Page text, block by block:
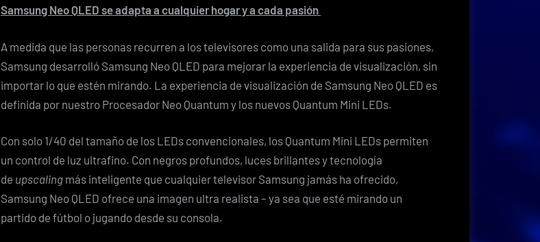
Samsung Neo QLED se adapta a cualquier hogar y a cada pasión
A medida que las personas recurren a los televisores como una salida para sus pasiones,
Samsung desarrolló Samsung Neo QLED para mejorar la experiencia de visualización, sin
importar lo que estén mirando. La experiencia de visualización de Samsung Neo QLED es
definida por nuestro Procesador Neo Quantum y los nuevos Quantum Mini LEDs.
Con solo 1/40 del tamaño de los LEDs convencionales, los Quantum Mini LEDs permiten
un control de luz ultrafino. Con negros profundos, luces brillantes y tecnología
de upscaling más inteligente que cualquier televisor Samsung jamás ha ofrecido,
Samsung Neo QLED ofrece una imagen ultra realista – ya sea que esté mirando un
partido de fútbol o jugando desde su consola.